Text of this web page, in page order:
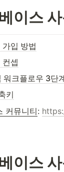
이스
입 방법
컨셉
워크플로우 3단
키
커뮤니티:
이스